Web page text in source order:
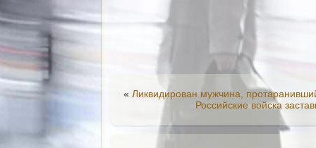
« Ликвидирован мужчина,
Российские войска